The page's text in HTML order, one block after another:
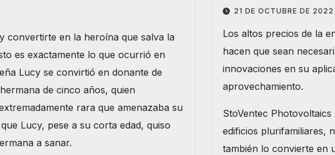
convertirte en la heroína que salva la
es exactamente lo que ocurrió en
Lucy se convirtió en donante de
de cinco años, quien
rara que amenazaba su
Lucy, pese a su corta edad, quiso
a sanar.
21 DE OCTUBRE DE 2022
Los altos precios de la
hacen que sean
innovaciones en su
aprovechamiento.
StoVentec
edificios plurifamiliares,
también lo convierte en